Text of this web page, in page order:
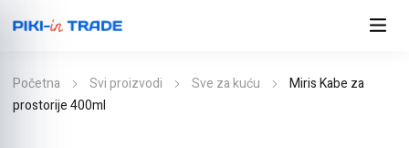
Početna Svi proizvodi Sve za kuću
Miris Kabe za
prostorije 400ml